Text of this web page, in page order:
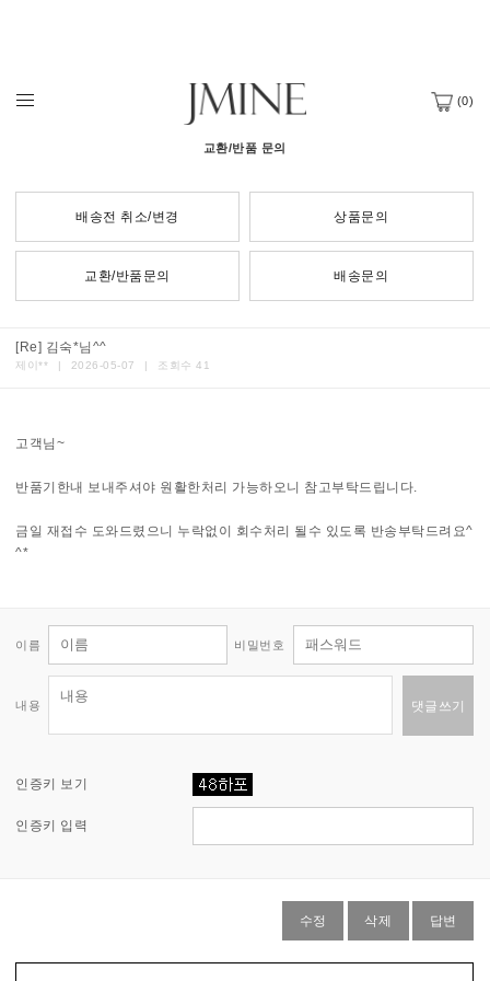
(0)
교환/반품 문의
배송전 취소/변경 상품문의
교환/반품문의 배송문의
[Re] 김숙*님^^
제이** | 2026-05-07 | 조회수 41
고객님~
반품기한내 보내주셔야 원활한처리 가능하오니 참고부탁드립니다.
금일 재접수 도와드렸으니 누락없이 회수처리 될수 있도록 반송부탁드려요^
^*
이름 비밀번호
내용 댓글쓰기
인증키 보기
인증키 입력
수정 삭제 답변